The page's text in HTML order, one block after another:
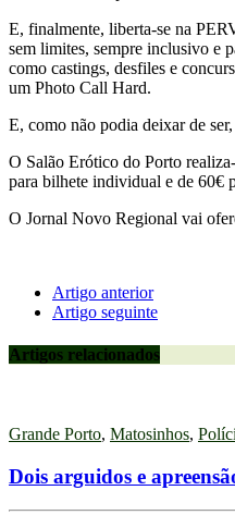
E, finalmente, liberta-se na
sem limites, sempre inclusivo e
como castings, desfiles e
um Photo Call Hard.
E, como não podia deixar de
O Salão Erótico do Porto
para bilhete individual e de 60€
O Jornal Novo Regional vai
Artigo anterior
Artigo seguinte
Artigos relacionados
Grande Porto, Matosinhos,
Dois arguidos e